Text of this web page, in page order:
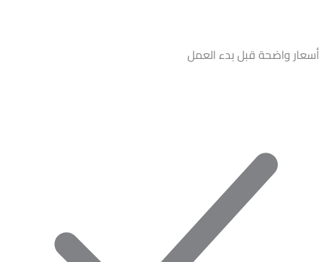
أسعار واضحة قبل بدء العمل